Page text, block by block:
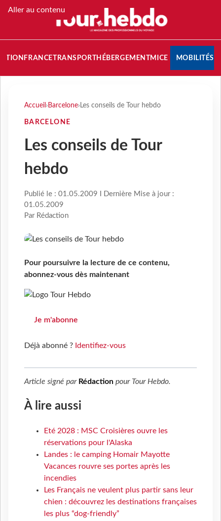
Aller au contenu
FRANCETRANSPORT HÉBERGEMENTMICE MOBILITÉS
Accueil › Barcelone› Les conseils de Tour hebdo
BARCELONE
Les conseils de Tour
hebdo
Publié le : 01.05.2009 I Dernière Mise à jour :
01.05.2009
Par Rédaction
Pour poursuivre la lecture de ce contenu,
abonnez-vous dès maintenant
Je m'abonne
Déjà abonné ? Identifiez-vous
Article signé par Rédaction pour Tour Hebdo.
À lire aussi
Eté 2028 : MSC Croisières ouvre les
réservations pour l'Alaska
Landes : le camping Homair Mayotte
Vacances rouvre ses portes après les
incendies
Les Français ne veulent plus partir sans leur
chien : découvrez les destinations françaises
les plus “dog-friendly”